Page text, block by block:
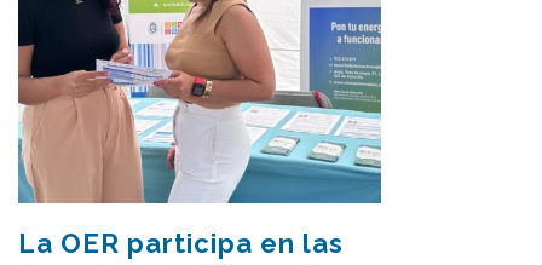
La OER participa en las